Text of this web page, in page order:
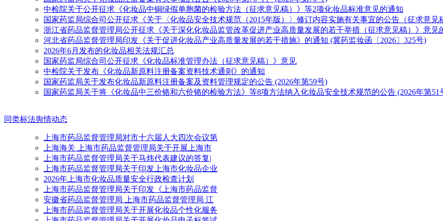
中检院关于公开征求《化妆品中铜绿假单胞菌的检验方法（征求意见稿）》等2项化妆品标准意见的通知
国家药监局综合司公开征求《关于〈化妆品安全技术规范（2015年版）〉修订内容实施有关事宜的公告（征求意见
浙江省药品监督管理局公开征求《关于深化化妆品监管改革促进产业高质量发展的若干举措（征求意见稿）》意见
河北省药品监督管理局印发《关于促进化妆品产业高质量发展的若干措施》的通知 (冀药监妆函〔2026〕325号)
2026年6月发布的化妆品相关法规汇总
国家药监局综合司公开征求《化妆品标准管理办法（征求意见稿）》意见
中检院关于发布《化妆品新原料注册备案资料技术通则》的通知
国家药监局关于发布化妆品新原料注册备案及资料管理规定的公告 (2026年第59号)
国家药监局关于将《化妆品中三价铬和六价铬的检验方法》等8项方法纳入化妆品安全技术规范的公告 (2026年第51
同类标法舆情动态
上海市药品监督管理局对市十六届人大四次会议第
上海海关 上海市药品监督管理局关于开展上海市
上海市药品监督管理局关于马炜代表建议的答复|
上海市药品监督管理局关于印发上海市化妆品企业
2026年上海市化妆品质量安全行政检查计划
上海市药品监督管理局关于印发《上海市药品监督
安徽省药品监督管理局 上海市药品监督管理局 江
上海市药品监督管理局关于开展化妆品个性化服务